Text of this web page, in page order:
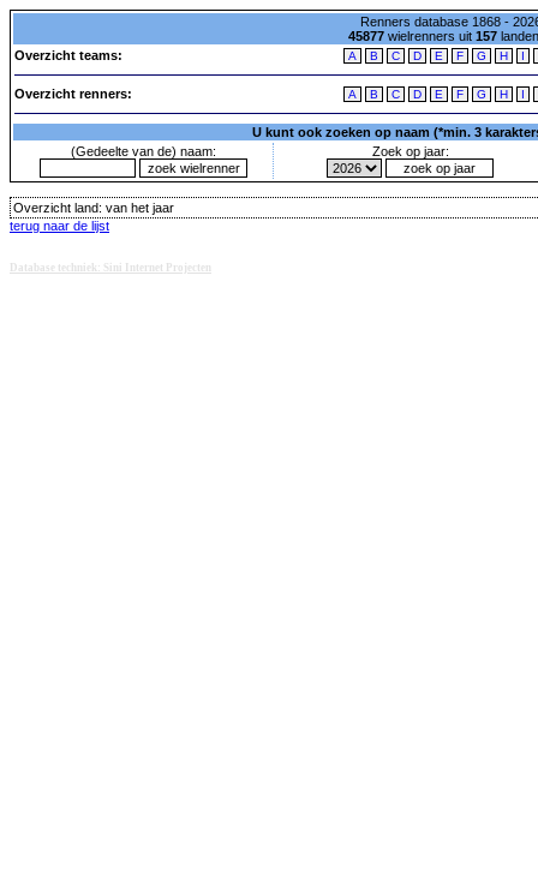
Renners database 1868 -
45877wielrenners uit 157
Overzicht teams:
A B C D E F G H I
Overzicht renners: A B C D E F G H I
U kunt ook zoeken op naam (*min. 3
(Gedeelte van de) naam:
Zoek op jaar:
Overzicht land: van het jaar
terug naar de lijst
Database techniek: Sini Internet Projecten